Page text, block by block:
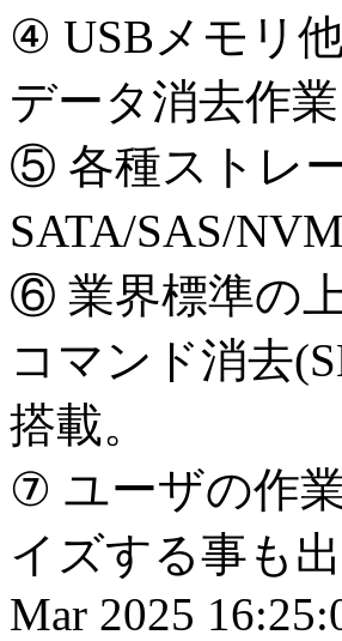
④ USBメモリ
データ消去作
⑤ 各種ストレ
SATA/SAS/
⑥ 業界標準の
コマンド消去
搭載。
⑦ ユーザの作
イズする事も
Mar 2025